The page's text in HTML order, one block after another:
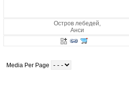
Остров лебедей,
Анси
Media Per Page